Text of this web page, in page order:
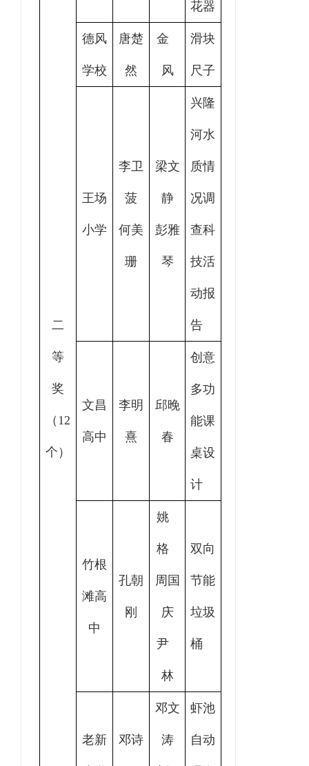
二
等
奖
（12
个）
花器
德风
学校
唐楚
然
金
风
滑块
尺子
王场
小学
李卫
菠
何美
珊
梁文
静
彭雅
琴
兴隆
河水
质情
况调
查科
技活
动报
告
文昌
高中
李明
熹
邱晚
春
创意
多功
能课
桌设
计
竹根
滩高
中
孔朝
刚
姚
格
周国
庆
尹
林
双向
节能
垃圾
桶
老新 邓诗
邓文
涛
虾池
自动